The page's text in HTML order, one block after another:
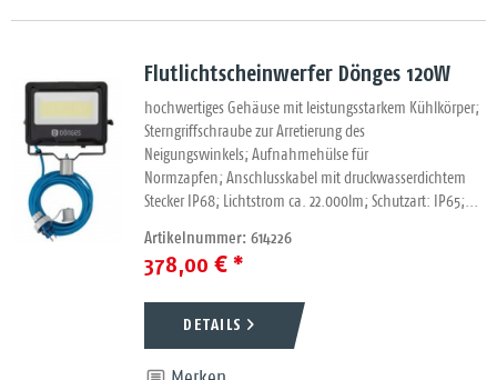
Flutlichtscheinwerfer Dönges 120W
hochwertiges Gehäuse mit leistungsstarkem Kühlkörper;
Sterngriffschraube zur Arretierung des
Neigungswinkels; Aufnahmehülse für
Normzapfen; Anschlusskabel mit druckwasserdichtem
Stecker IP68; Lichtstrom ca. 22.000lm; Schutzart: IP65;...
Artikelnummer: 614226
378,00 € *
DETAILS